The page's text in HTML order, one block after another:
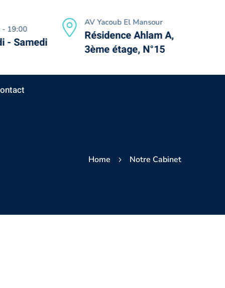
- 19:00
- Samedi
AV Yacoub El Mansour
Résidence Ahlam A,
3ème étage, N°15
Home Notre Cabinet